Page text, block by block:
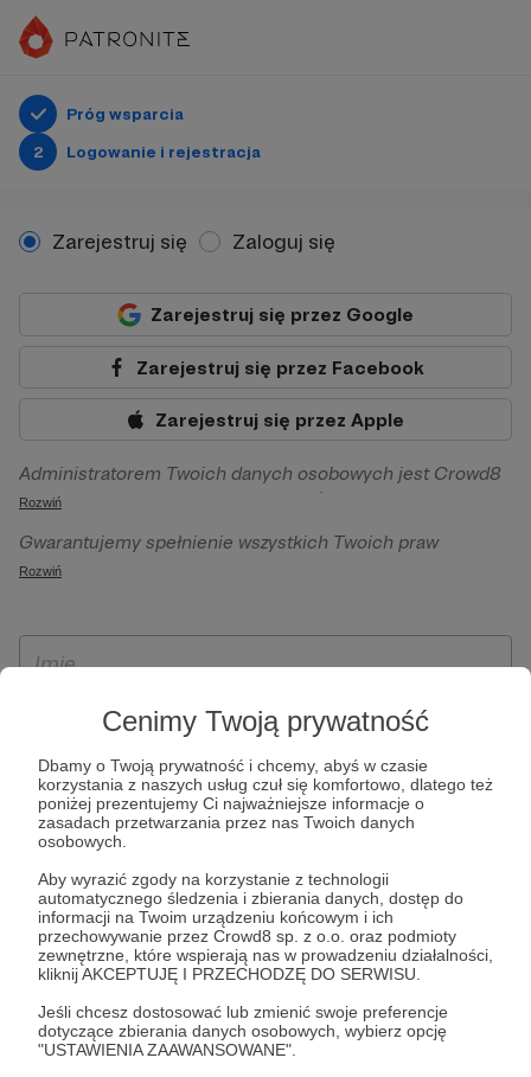
Cenimy Twoją prywatność
Dbamy o Twoją prywatność i chcemy, abyś w czasie
korzystania z naszych usług czuł się komfortowo, dlatego też
poniżej prezentujemy Ci najważniejsze informacje o
zasadach przetwarzania przez nas Twoich danych
osobowych.
Aby wyrazić zgody na korzystanie z technologii
automatycznego śledzenia i zbierania danych, dostęp do
informacji na Twoim urządzeniu końcowym i ich
przechowywanie przez Crowd8 sp. z o.o. oraz podmioty
zewnętrzne, które wspierają nas w prowadzeniu działalności,
kliknij AKCEPTUJĘ I PRZECHODZĘ DO SERWISU.
Jeśli chcesz dostosować lub zmienić swoje preferencje
dotyczące zbierania danych osobowych, wybierz opcję
"USTAWIENIA ZAAWANSOWANE".
Próg wsparcia
2
Logowanie i rejestracja
Zarejestruj się Zaloguj się
Zarejestruj się przez Google
Zarejestruj się przez Facebook
Zarejestruj się przez Apple
Administratorem Twoich danych osobowych jest Crowd8
sp. z o.o. z siedziba w Warszawie, ul. Żwirki i Wigury 16, 02-
092 Warszawa. Twoje dane osobowe będą przetwarzane w
szczególności w celu wykonania umowy zawartej z Tobą, w
Patronite.pl, w tym możliwości dokonywania oraz
otrzymywania wsparcia na naszej platformie oraz
Rozwiń
Gwarantujemy spełnienie wszystkich Twoich praw
wynikających z ogólnego rozporządzenia o ochronie
ich przenoszenia, niepodlegania zautomatyzowanemu
wyrażenia sprzeciwu wobec przetwarzania Twoich danych
osobowych. Rejestracja dla osób niepełnoletnich możliwa
jest po przekazaniu podpisanego formularza "Zgodna na
założenie konta przez osobę niepełnoletnią", formularz
dostępny jest na stronie regulaminu Patronite.pl.
Rozwiń
* Zapoznałem się i akceptujęRegulaminserwisu oraz